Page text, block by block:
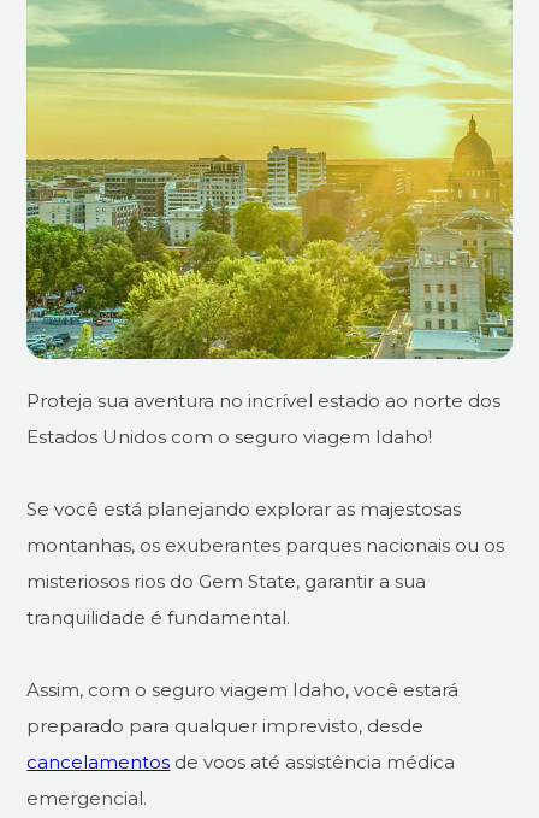
Proteja sua aventura no incrível estado ao norte dos
Estados Unidos com o seguro viagem Idaho!
Se você está planejando explorar as majestosas
montanhas, os exuberantes parques nacionais ou os
misteriosos rios do Gem State, garantir a sua
tranquilidade é fundamental.
Assim, com o seguro viagem Idaho, você estará
preparado para qualquer imprevisto, desde
cancelamentos de voos até assistência médica
emergencial.